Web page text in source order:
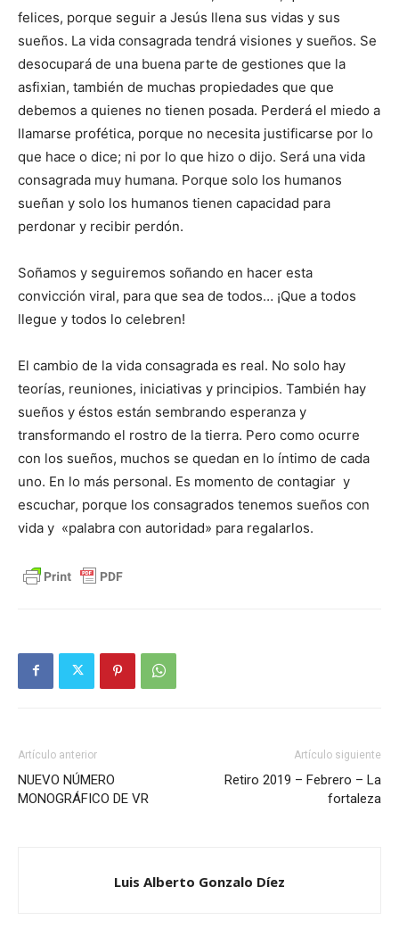
felices, porque seguir a Jesús llena sus vidas y sus
sueños. La vida consagrada tendrá visiones y sueños. Se
desocupará de una buena parte de gestiones que la
asfixian, también de muchas propiedades que que
debemos a quienes no tienen posada. Perderá el miedo a
llamarse profética, porque no necesita justificarse por lo
que hace o dice; ni por lo que hizo o dijo. Será una vida
consagrada muy humana. Porque solo los humanos
sueñan y solo los humanos tienen capacidad para
perdonar y recibir perdón.
Soñamos y seguiremos soñando en hacer esta
convicción viral, para que sea de todos… ¡Que a todos
llegue y todos lo celebren!
El cambio de la vida consagrada es real. No solo hay
teorías, reuniones, iniciativas y principios. También hay
sueños y éstos están sembrando esperanza y
transformando el rostro de la tierra. Pero como ocurre
con los sueños, muchos se quedan en lo íntimo de cada
uno. En lo más personal. Es momento de contagiar y
escuchar, porque los consagrados tenemos sueños con
vida y «palabra con autoridad» para regalarlos.
Artículo anterior
NUEVO NÚMERO
MONOGRÁFICO DE VR
Artículo siguiente
Retiro 2019 – Febrero – La
fortaleza
Luis Alberto Gonzalo Díez